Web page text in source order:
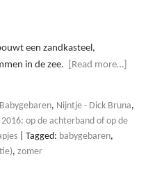
een zandkasteel,
in de zee.
[Read more…]
, Nijntje - Dick Bruna,
op de achterband of op de
Tagged: babygebaren,
, zomer